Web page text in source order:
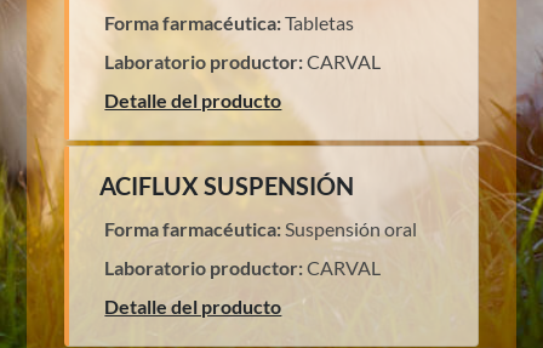
Forma farmacéutica:Tabletas
Laboratorio productor:CARVAL
Detalle del producto
ACIFLUX SUSPENSIÓN
Forma farmacéutica: Suspensión oral
Laboratorio productor:CARVAL
Detalle del producto